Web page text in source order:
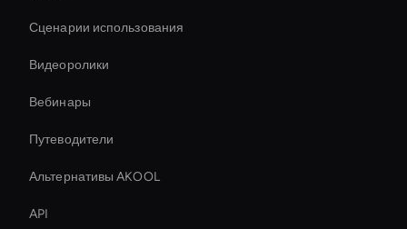
Сценарии использования
Видеоролики
Вебинары
Путеводители
Альтернативы AKOOL
API